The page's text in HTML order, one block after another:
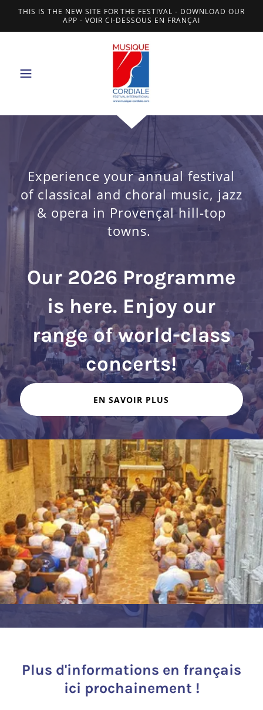
THIS IS THE NEW SITE FOR THE FESTIVAL - DOWNLOAD OUR
APP - VOIR CI-DESSOUS EN FRANÇAI
Experience your annual festival
of classical and choral music, jazz
& opera in Provençal hill-top
towns.
Our 2026 Programme
is here. Enjoy our
range of world-class
concerts!
EN SAVOIR PLUS
Plus d'informations en français
ici prochainement !